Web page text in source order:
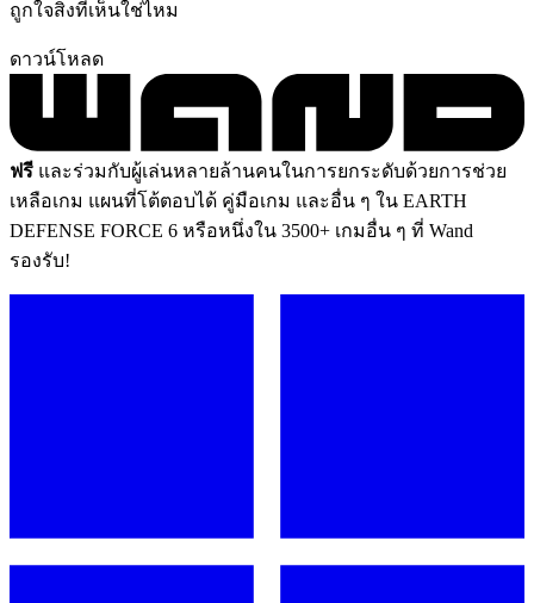
ถูกใจสิ่งที่เห็นใช่ไหม
ดาวน์โหลด
ฟรี และร่วมกับผู้เล่นหลายล้านคนในการยกระดับด้วยการช่วย
เหลือเกม แผนที่โต้ตอบได้ คู่มือเกม และอื่น ๆ ใน EARTH
DEFENSE FORCE 6 หรือหนึ่งใน 3500+ เกมอื่น ๆ ที่ Wand
รองรับ!